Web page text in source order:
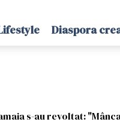
Diaspora
s-au revoltat: